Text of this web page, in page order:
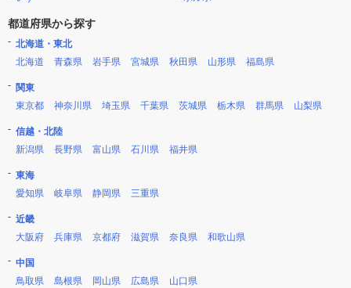
都道府県から探す
北海道・東北
北海道
青森県 岩手県 宮城県 秋田県 山形県 福島県
関東
東京都
神奈川県 埼玉県 千葉県 茨城県 栃木県 群馬県 山梨県
信越・北陸
新潟県
長野県 富山県 石川県 福井県
東海
愛知県
岐阜県 静岡県 三重県
近畿
大阪府
兵庫県 京都府 滋賀県 奈良県 和歌山県
中国
鳥取県
島根県 岡山県 広島県 山口県